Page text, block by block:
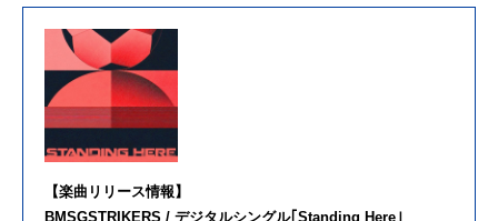
【楽曲リリース情報】
BMSGSTRIKERS / デジタルシングル｢Standing Here｣